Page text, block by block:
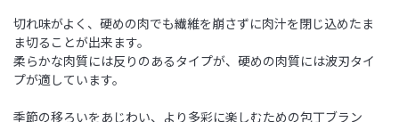
切れ味がよく、硬めの肉でも繊維を崩さずに肉汁を閉じ込めたま
ま切ることが出来ます。
柔らかな肉質には反りのあるタイプが、硬めの肉質には波刃タイ
プが適しています。
季節の移ろいをあじわい、より多彩に楽しむための包丁ブラン